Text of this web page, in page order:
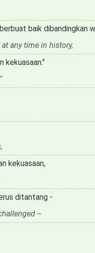
baik dibandingkan
any time in history,
kekuasaan."
kekuasaan,
ditantang -
--